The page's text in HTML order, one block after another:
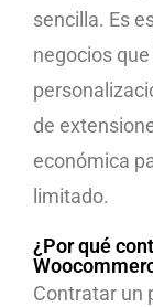
sencilla. Es
negocios
de
económica
limitado.
¿Por qué
Contratar un